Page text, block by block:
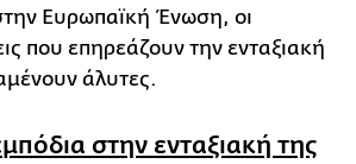
Ευρωπαϊκή Ένωση, οι
που επηρεάζουν την ενταξιακή
άλυτες.
στην ενταξιακή της